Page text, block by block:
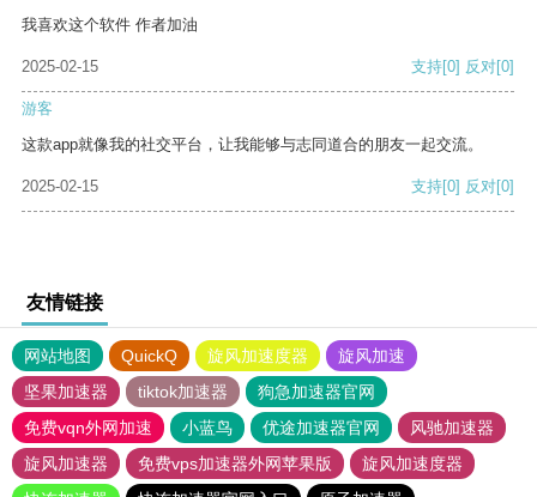
我喜欢这个软件 作者加油
2025-02-15 支持[0] 反对[0]
游客
这款app就像我的社交平台，让我能够与志同道合的朋友一起交流。
2025-02-15 支持[0] 反对[0]
友情链接
网站地图 QuickQ 旋风加速度器
旋风加速
坚果加速器
tiktok加速器
狗急加速器官网
免费vqn外网加速
小蓝鸟 优途加速器官网
风驰加速器
旋风加速器
免费vps加速器外网苹果版
旋风加速度器